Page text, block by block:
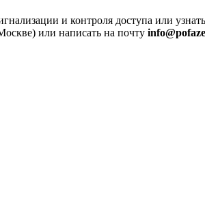
и контроля доступа или
или написать на почту